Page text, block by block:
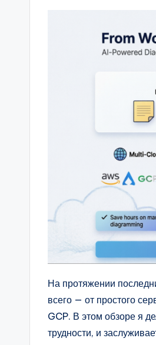
На протяжении
всего — от простого
GCP. В этом обзоре я
трудности, и